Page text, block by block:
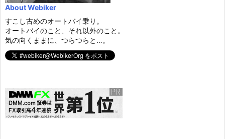
About Webiker
すこし古めのオートバイ乗り。
オートバイのこと、それ以外のこと。
気の向くままに、つらつらと…。